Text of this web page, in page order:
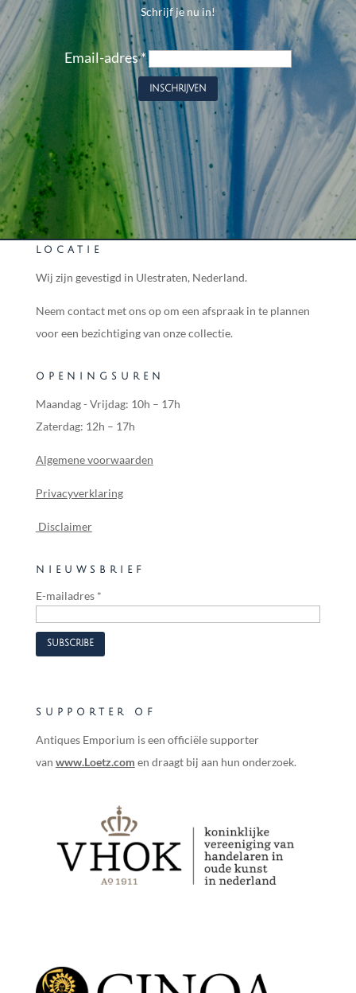
Schrijf je nu in!
Email-adres*
LOCATIE
Wij zijn gevestigd in Ulestraten, Nederland.
Neem contact met ons op om een afspraak in te plannen
voor een bezichtiging van onze collectie.
OPENINGSUREN
Maandag - Vrijdag: 10h – 17h
Zaterdag: 12h – 17h
Algemene voorwaarden
Privacyverklaring
Disclaimer
NIEUWSBRIEF
E-mailadres *
SUPPORTER OF
Antiques Emporium is een officiële supporter
van www.Loetz.com en draagt bij aan hun onderzoek.